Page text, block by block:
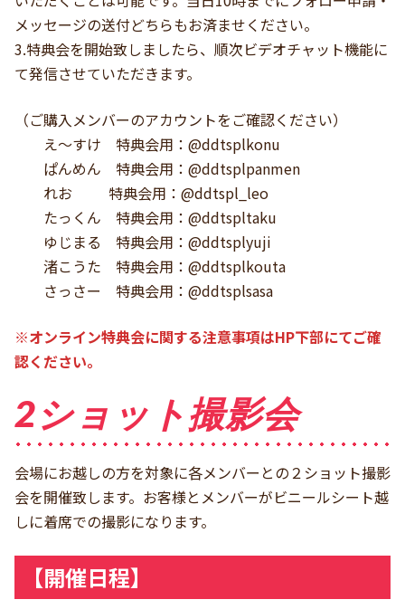
メッセージの送付どちらもお済ませください。
3.特典会を開始致しましたら、順次ビデオチャット機能に
て発信させていただきます。
（ご購入メンバーのアカウントをご確認ください）
え～すけ 特典会用：@ddtsplkonu
ぱんめん 特典会用：@ddtsplpanmen
れお 特典会用：@ddtspl_leo
たっくん 特典会用：@ddtspltaku
ゆじまる 特典会用：@ddtsplyuji
渚こうた 特典会用：@ddtsplkouta
さっさー 特典会用：@ddtsplsasa
※オンライン特典会に関する注意事項はHP下部にてご確
認ください。
2ショット撮影会
会場にお越しの方を対象に各メンバーとの２ショット撮影
会を開催致します。お客様とメンバーがビニールシート越
しに着席での撮影になります。
【開催日程】